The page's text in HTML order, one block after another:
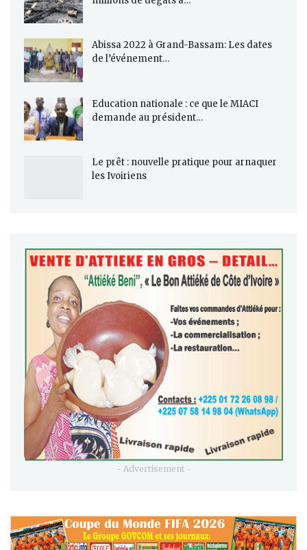
Abissa 2022 à Grand-Bassam: Les dates
de l’événement…
Education nationale : ce que le MIACI
demande au président…
Le prêt : nouvelle pratique pour arnaquer
les Ivoiriens
- Advertisement -